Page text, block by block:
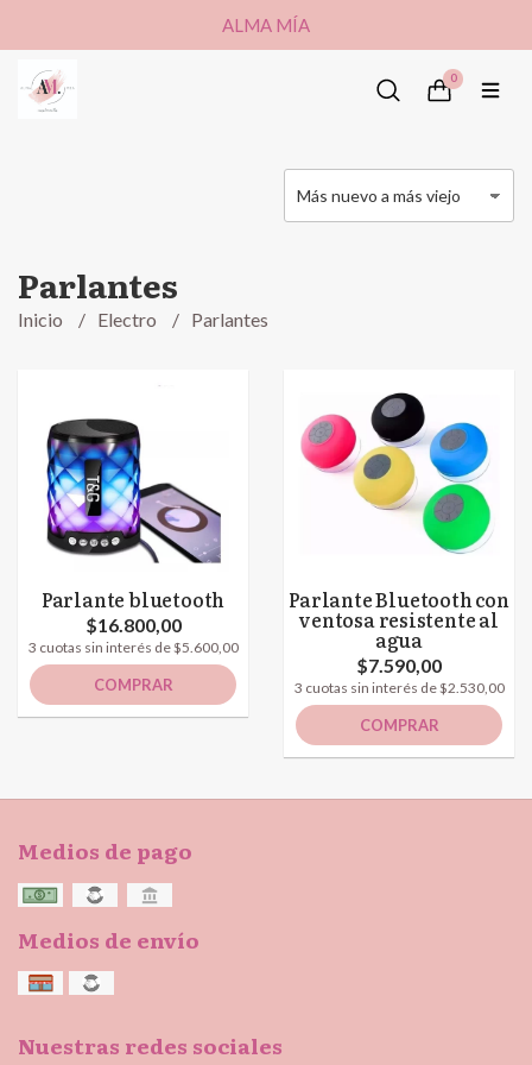
ALMA MÍA
0
Parlantes
Inicio Electro Parlantes
Parlante bluetooth
$16.800,00
3 cuotas sin interés de $5.600,00
COMPRAR
Parlante Bluetooth con
ventosa resistente al
agua
$7.590,00
3 cuotas sin interés de $2.530,00
COMPRAR
Medios de pago
Medios de envío
Nuestras redes sociales